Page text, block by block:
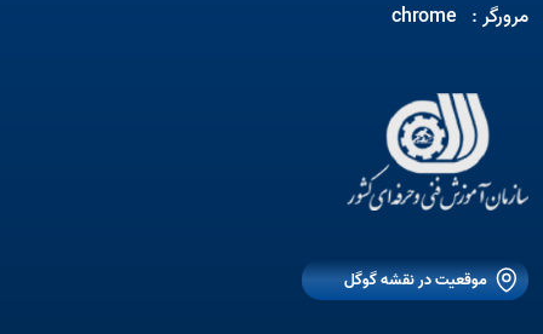
Open
Open
مرورگر : chrome
موقعیت در نقشه گوگل